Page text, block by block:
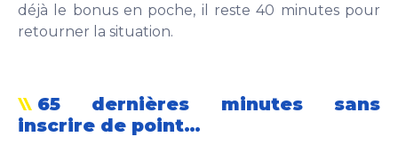
déjà le bonus en poche, il reste 40 minutes pour
retourner la situation.
65 dernières minutes sans
inscrire de point…